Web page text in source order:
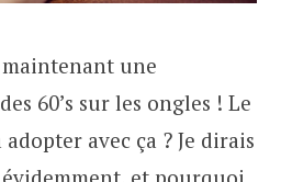
une
60’s sur les ongles ! Le
avec ça ? Je dirais